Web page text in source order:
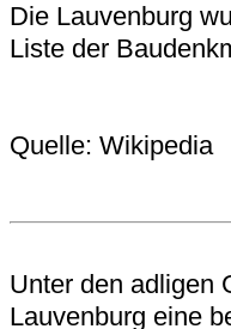
Die Lauvenburg
Liste der
Quelle: Wikipedia
Unter den adligen
Lauvenburg eine